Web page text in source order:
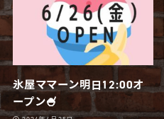
氷屋ママーン明日12:00オ
ープン🍧